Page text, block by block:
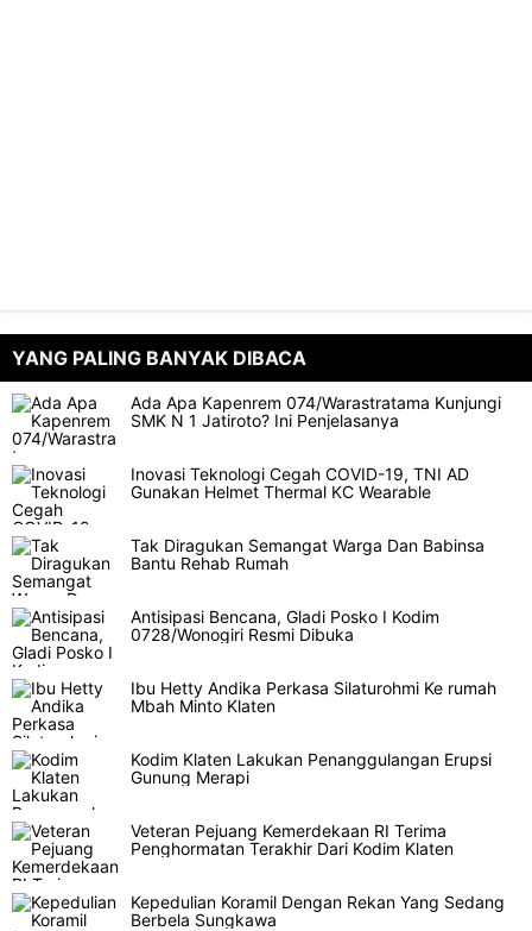
YANG PALING BANYAK DIBACA
Ada Apa Kapenrem 074/Warastratama Kunjungi
SMK N 1 Jatiroto? Ini Penjelasanya
Inovasi Teknologi Cegah COVID-19, TNI AD
Gunakan Helmet Thermal KC Wearable
Tak Diragukan Semangat Warga Dan Babinsa
Bantu Rehab Rumah
Antisipasi Bencana, Gladi Posko I Kodim
0728/Wonogiri Resmi Dibuka
Ibu Hetty Andika Perkasa Silaturohmi Ke rumah
Mbah Minto Klaten
Kodim Klaten Lakukan Penanggulangan Erupsi
Gunung Merapi
Veteran Pejuang Kemerdekaan RI Terima
Penghormatan Terakhir Dari Kodim Klaten
Kepedulian Koramil Dengan Rekan Yang Sedang
Berbela Sungkawa